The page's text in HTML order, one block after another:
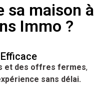
sa maison à
Immo ?
et des offres fermes,
sans délai.